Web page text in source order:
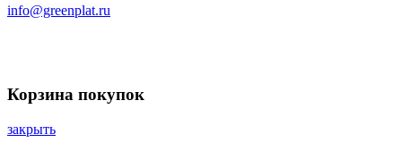
info@greenplat.ru
Корзина покупок
закрыть